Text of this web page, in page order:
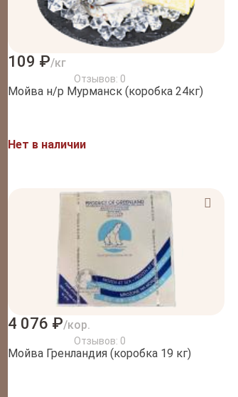
109 ₽/кг
Отзывов: 0
Мойва н/р Мурманск (коробка 24кг)
Нет в наличии
4 076 ₽/кор.
Отзывов: 0
Мойва Гренландия (коробка 19 кг)